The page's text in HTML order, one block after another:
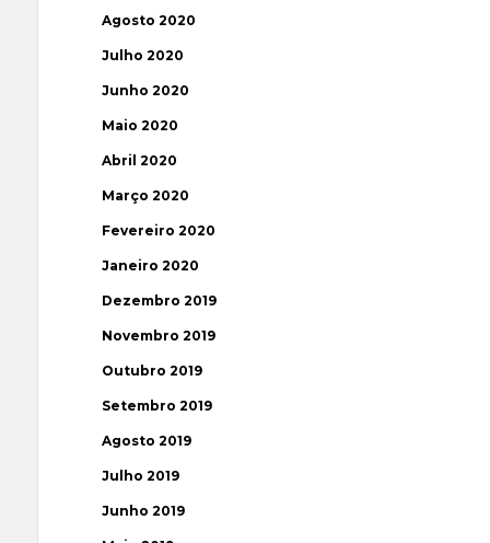
Agosto 2020
Julho 2020
Junho 2020
Maio 2020
Abril 2020
Março 2020
Fevereiro 2020
Janeiro 2020
Dezembro 2019
Novembro 2019
Outubro 2019
Setembro 2019
Agosto 2019
Julho 2019
Junho 2019